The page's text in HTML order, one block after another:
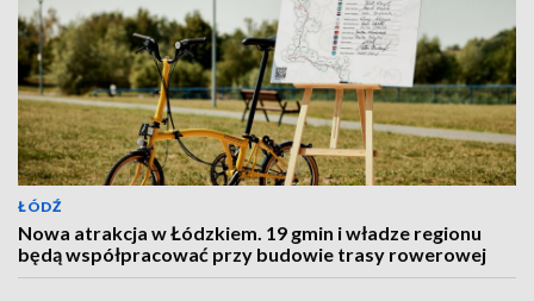
ŁÓDŹ
Nowa atrakcja w Łódzkiem. 19 gmin i władze regionu
będą współpracować przy budowie trasy rowerowej